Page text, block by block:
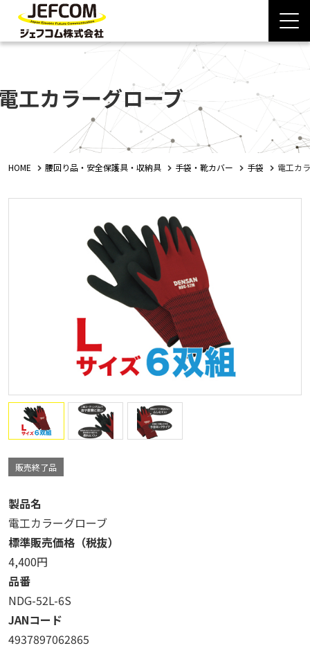
工カラーグローブ
HOME 腰回り品・安全保護具・収納具 手袋・靴カバー 手袋 電工カ
販売終了品
製品名
電工カラーグローブ
標準販売価格（税抜）
4,400円
品番
NDG-52L-6S
JANコード
4937897062865